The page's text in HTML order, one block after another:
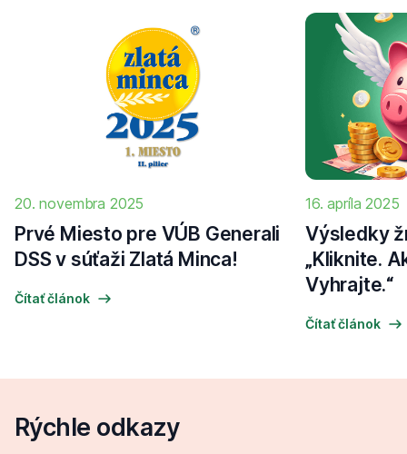
20. novembra 2025
Prvé Miesto pre VÚB Generali
DSS v súťaži Zlatá Minca!
Čítať článok
16. apríla 2025
Výsledky
„Kliknite.
Vyhrajte.“
Čítať článok
Rýchle odkazy